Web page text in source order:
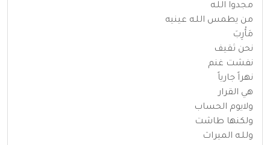
مجدوا اللـه
من يطمس اللـه عينيه
مَأْرِبَ
نحن ثقيف
نفشت غنم
نهراً جارياً
هي القرار
ولايوم الحساب
ولكنها طاشت
وللـه الميراث